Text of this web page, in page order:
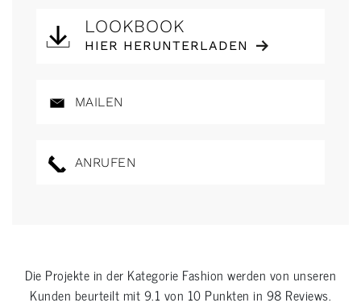
LOOKBOOK
HIER HERUNTERLADEN
MAILEN
ANRUFEN
Die Projekte in der Kategorie Fashion werden von unseren
Kunden beurteilt mit9.1 von 10 Punkten in 98 Reviews.